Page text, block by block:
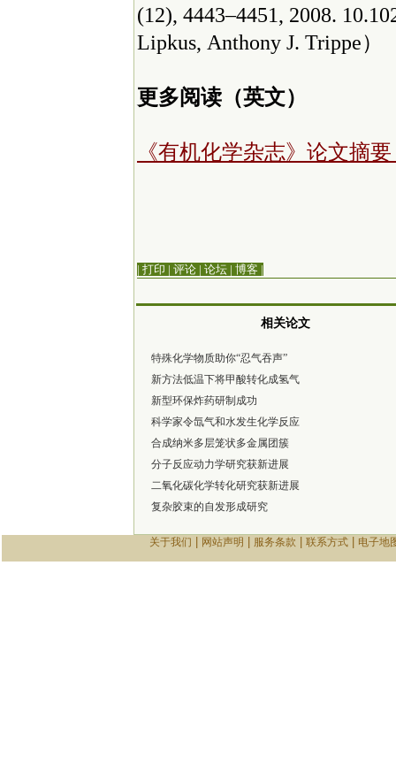
(12), 4443–4451, 2008.
Lipkus, Anthony J. Trippe）
更多阅读（英文）
《有机化学杂志》论文摘要
| 打印 | 评论 | 论坛 | 博客 |
相关论文
特殊化学物质助你“忍气吞声”
新方法低温下将甲酸转化成氢气
新型环保炸药研制成功
科学家令氙气和水发生化学反应
合成纳米多层笼状多金属团簇
分子反应动力学研究获新进展
二氧化碳化学转化研究获新进展
复杂胶束的自发形成研究
关于我们 网站声明 服务条款 联系方式| 电子地